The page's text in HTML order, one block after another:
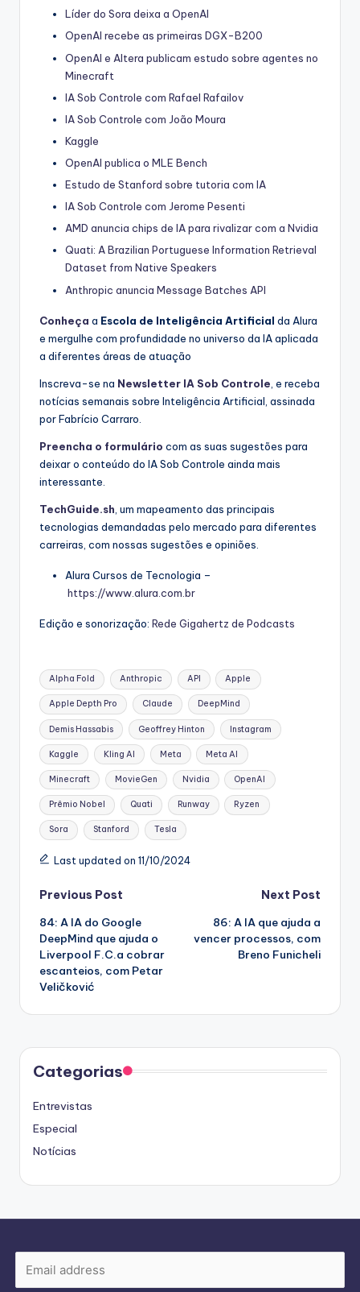
Líder do Sora deixa a OpenAI
OpenAI recebe as primeiras DGX-B200
OpenAI e Altera publicam estudo sobre agentes no
Minecraft
IA Sob Controle com Rafael Rafailov
IA Sob Controle com João Moura
Kaggle
OpenAI publica o MLE Bench
Estudo de Stanford sobre tutoria com IA
IA Sob Controle com Jerome Pesenti
AMD anuncia chips de IA para rivalizar com a Nvidia
Quati: A Brazilian Portuguese Information Retrieval
Dataset from Native Speakers
Anthropic anuncia Message Batches API
Conheça a Escola de Inteligência Artificial da Alura
e mergulhe com profundidade no universo da IA aplicada
a diferentes áreas de atuação
Inscreva-se na Newsletter IA Sob Controle , e receba
notícias semanais sobre Inteligência Artificial, assinada
por Fabrício Carraro.
Preencha o formulário com as suas sugestões para
deixar o conteúdo do IA Sob Controle ainda mais
interessante.
TechGuide.sh , um mapeamento das principais
tecnologias demandadas pelo mercado para diferentes
carreiras, com nossas sugestões e opiniões.
Alura Cursos de Tecnologia –
https://www.alura.com.br
Edição e sonorização: Rede Gigahertz de Podcasts
Tags:
Alpha Fold Anthropic API Apple
Apple Depth Pro Claude DeepMind
Demis Hassabis Geoffrey Hinton Instagram
Kaggle Kling AI Meta Meta AI
Minecraft MovieGen Nvidia OpenAI
Prêmio Nobel Quati Runway Ryzen
Sora Stanford Tesla
Last updated on 11/10/2024
Post
navigation
Previous Post
84: A IA do Google
DeepMind que ajuda o
Liverpool F.C.a cobrar
escanteios, com Petar
Veličković
Next Post
86: A IA que ajuda a
vencer processos, com
Breno Funicheli
Categorias
Entrevistas
Especial
Notícias